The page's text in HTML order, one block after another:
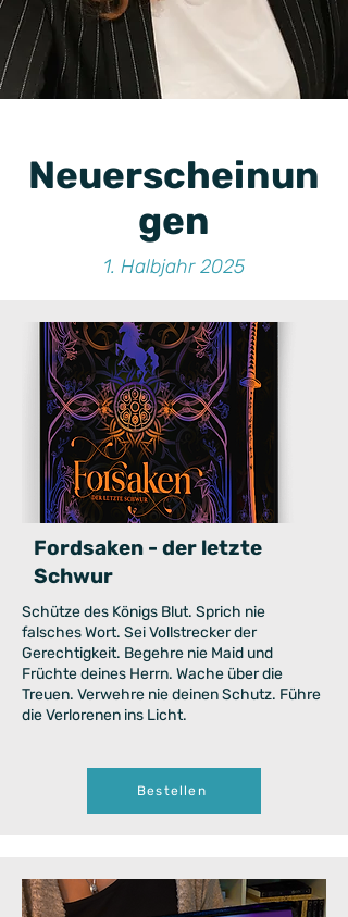
Neuerscheinun
gen
1. Halbjahr 2025
Fordsaken - der letzte
Schwur
Schütze des Königs Blut. Sprich nie
falsches Wort. Sei Vollstrecker der
Gerechtigkeit. Begehre nie Maid und
Früchte deines Herrn. Wache über die
Treuen. Verwehre nie deinen Schutz. Führe
die Verlorenen ins Licht.
Bestellen